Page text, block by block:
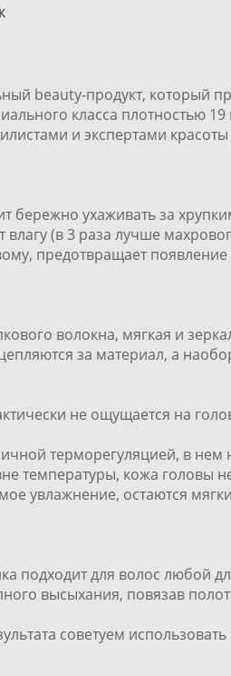
beauty-продукт, который
класса плотностью
и экспертами
бережно ухаживать за
(в 3 раза лучше
предотвращает
волокна, мягкая и
за материал, а
не ощущается на
терморегуляцией, в
температуры, кожа головы
увлажнение, остаются
подходит для волос любой
высыхания, повязав
советуем